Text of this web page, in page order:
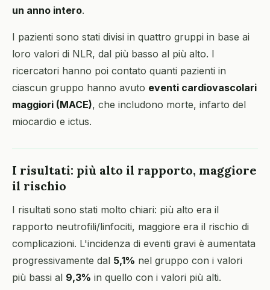
un anno intero.
I pazienti sono stati divisi in quattro gruppi in base ai
loro valori di NLR, dal più basso al più alto. I
ricercatori hanno poi contato quanti pazienti in
ciascun gruppo hanno avuto eventi cardiovascolari
maggiori (MACE), che includono morte, infarto del
miocardio e ictus.
I risultati: più alto il rapporto, maggiore
il rischio
I risultati sono stati molto chiari: più alto era il
rapporto neutrofili/linfociti, maggiore era il rischio di
complicazioni. L'incidenza di eventi gravi è aumentata
progressivamente dal 5,1% nel gruppo con i valori
più bassi al 9,3% in quello con i valori più alti.